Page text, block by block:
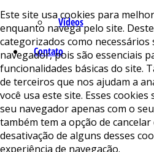
Vídeos
Contato
Este site usa cookies para
enquanto navega pelo site.
categorizados como
navegador, pois são essenciais
funcionalidades básicas do site.
de terceiros que nos ajudam a
você usa este site. Esses
seu navegador apenas com o
também tem a opção de
desativação de alguns desses
experiência de navegação.